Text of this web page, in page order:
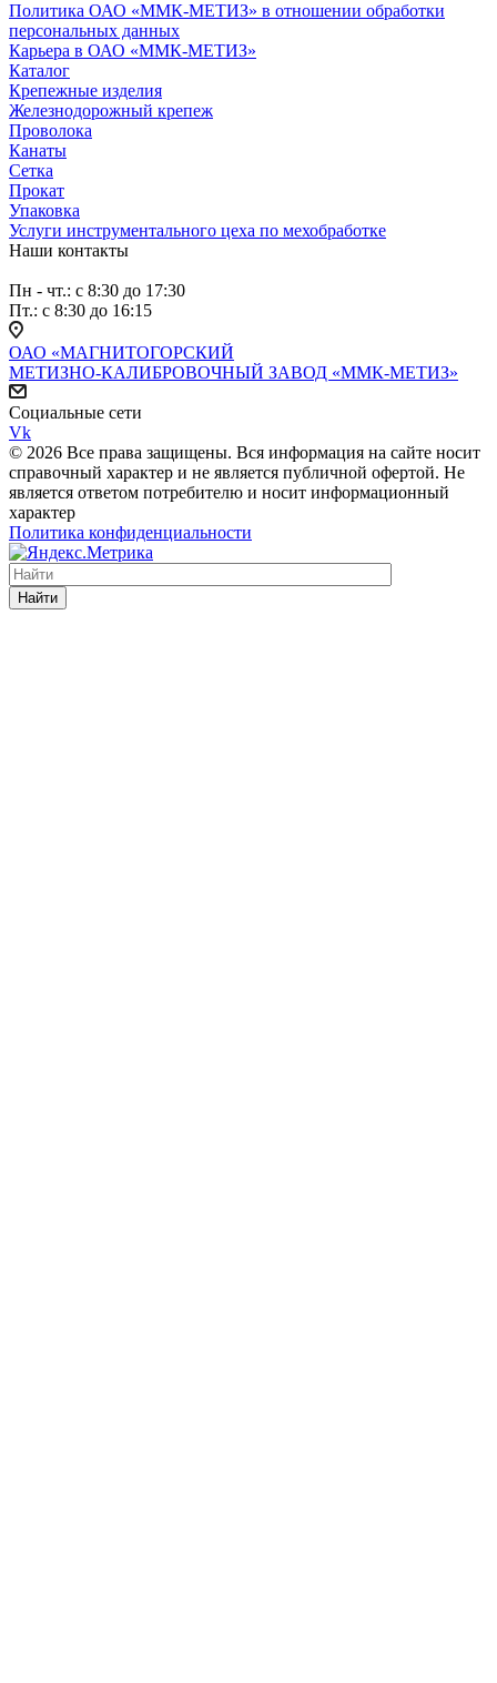
Политика ОАО «ММК-МЕТИЗ» в отношении обработки
персональных данных
Карьера в ОАО «ММК-МЕТИЗ»
Каталог
Крепежные изделия
Железнодорожный крепеж
Проволока
Канаты
Сетка
Прокат
Упаковка
Услуги инструментального цеха по мехобработке
Наши контакты
Пн - чт.: с 8:30 до 17:30
Пт.: с 8:30 до 16:15
ОАО «МАГНИТОГОРСКИЙ
МЕТИЗНО-КАЛИБРОВОЧНЫЙ ЗАВОД «ММК-МЕТИЗ»
Социальные сети
Vk
© 2026 Все права защищены. Вся информация на сайте носит
справочный характер и не является публичной офертой. Не
является ответом потребителю и носит информационный
характер
Политика конфиденциальности
Найти